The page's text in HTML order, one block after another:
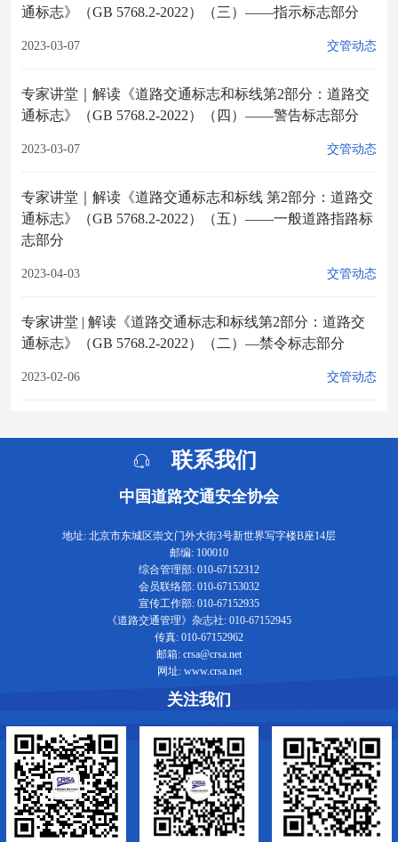
通标志》（GB 5768.2-2022）（三）——指示标志部分
2023-03-07 交管动态
专家讲堂｜解读《道路交通标志和标线第2部分：道路交
通标志》（GB 5768.2-2022）（四）——警告标志部分
2023-03-07 交管动态
专家讲堂｜解读《道路交通标志和标线 第2部分：道路交
通标志》（GB 5768.2-2022）（五）——一般道路指路标
志部分
2023-04-03 交管动态
专家讲堂 | 解读《道路交通标志和标线第2部分：道路交
通标志》（GB 5768.2-2022）（二）—禁令标志部分
2023-02-06 交管动态
联系我们
中国道路交通安全协会
地址: 北京市东城区崇文门外大街3号新世界写字楼B座14层
邮编: 100010
综合管理部: 010-67152312
会员联络部: 010-67153032
宣传工作部: 010-67152935
《道路交通管理》杂志社: 010-67152945
传真: 010-67152962
邮箱: crsa@crsa.net
网址: www.crsa.net
关注我们